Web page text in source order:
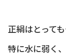
正絹はとって
特に水に弱く